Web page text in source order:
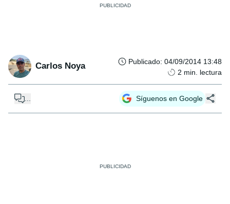
Carlos Noya Publicado: 04/09/2014 13:48
2 min. lectura
Síguenos en Google